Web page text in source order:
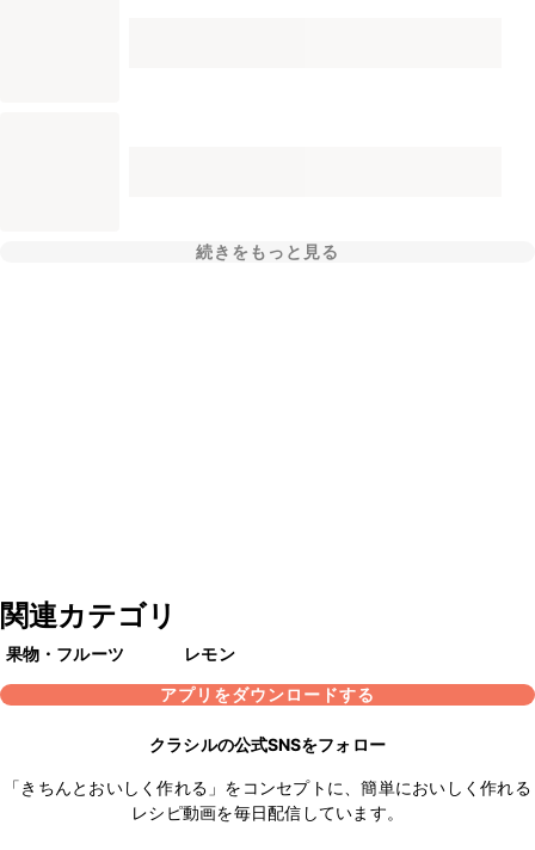
続きをもっと見る
関連カテゴリ
果物・フルーツ
レモン
アプリをダウンロードする
クラシルの公式SNSをフォロー
「きちんとおいしく作れる」をコンセプトに、簡単においしく作れる
レシピ動画を毎日配信しています。